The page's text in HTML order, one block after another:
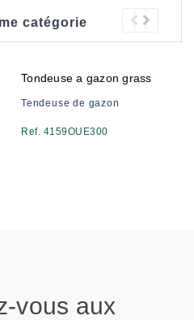
catégorie
Tondeuse a gazon grass
Tendeuse de gazon
Ref. 4159OUE300
vous aux